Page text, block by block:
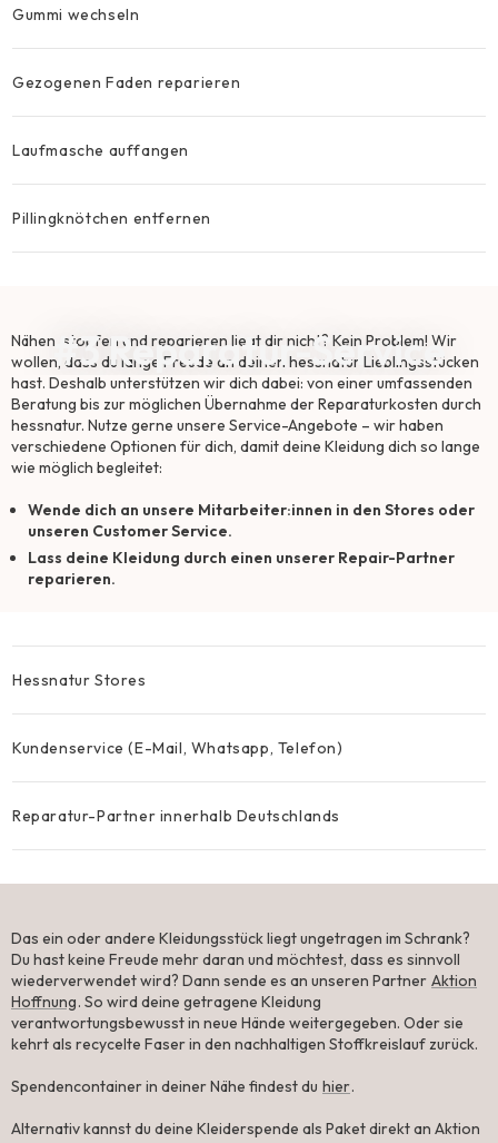
Gummi wechseln
Gezogenen Faden reparieren
Laufmasche auffangen
Pillingknötchen entfernen
#3 Reparatur-Service
Nähen, stopfen und reparieren liegt dir nicht? Kein Problem! Wir
wollen, dass du lange Freude an deinen hessnatur Lieblingsstücken
hast. Deshalb unterstützen wir dich dabei: von einer umfassenden
Beratung bis zur möglichen Übernahme der Reparaturkosten durch
hessnatur. Nutze gerne unsere Service-Angebote – wir haben
verschiedene Optionen für dich, damit deine Kleidung dich so lange
wie möglich begleitet:​
Wende dich an unsere Mitarbeiter:innen in den Stores oder
unseren Customer Service.​
Lass deine Kleidung durch einen unserer Repair-Partner
reparieren.
Hessnatur Stores
Kundenservice (E-Mail, Whatsapp, Telefon)
Reparatur-Partner innerhalb Deutschlands
#4 Rücknahme
Das ein oder andere Kleidungsstück liegt ungetragen im Schrank?
Du hast keine Freude mehr daran und möchtest, dass es sinnvoll
wiederverwendet wird? Dann sende es an unseren Partner Aktion
Hoffnung. So wird deine getragene Kleidung
verantwortungsbewusst in neue Hände weitergegeben. Oder sie
kehrt als recycelte Faser in den nachhaltigen Stoffkreislauf zurück.​
Spendencontainer in deiner Nähe findest du hier.​
Alternativ kannst du deine Kleiderspende als Paket direkt an Aktion